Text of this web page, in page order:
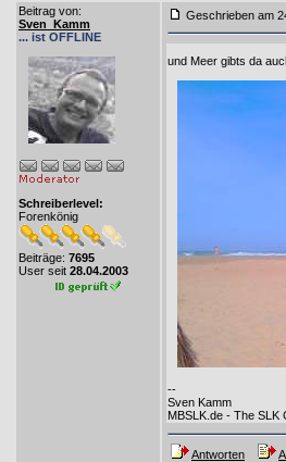
Beitrag von:
Sven_Kamm
... ist OFFLINE
Schreiberlevel:
Forenkönig
Beiträge: 7695
User seit 28.04.2003
Geschrieben
und Meer gibts da
--
Sven Kamm
MBSLK.de - The SLK
Antworten